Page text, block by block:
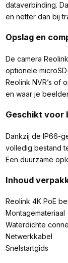
dataverbinding.
en netter dan bij
Opslag en
De camera
optionele
Reolink NVR’s of
en waar je
Geschikt voor
Dankzij de IP66-
volledig bestand
Een duurzame
Inhoud
Reolink 4K PoE
Montagemateriaal
Waterdichte
Netwerkkabel
Snelstartgids